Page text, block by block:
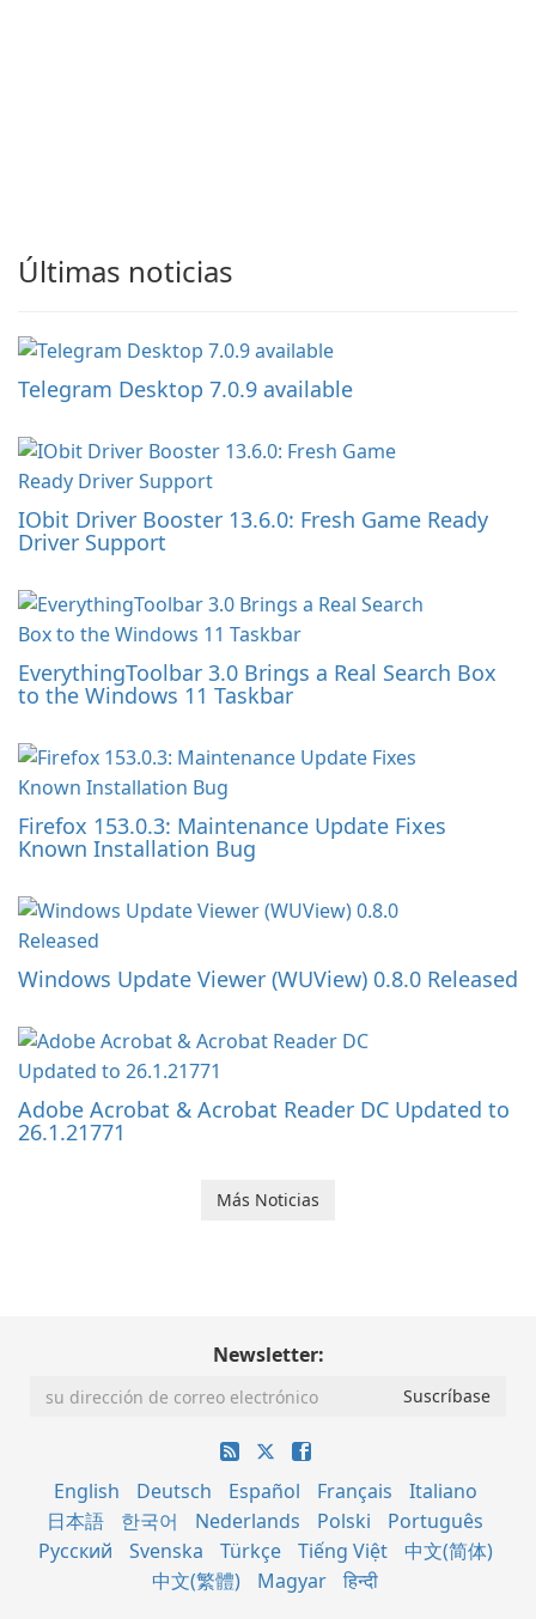
Últimas noticias
Telegram Desktop 7.0.9 available
IObit Driver Booster 13.6.0: Fresh Game Ready
Driver Support
EverythingToolbar 3.0 Brings a Real Search Box
to the Windows 11 Taskbar
Firefox 153.0.3: Maintenance Update Fixes
Known Installation Bug
Windows Update Viewer (WUView) 0.8.0 Released
Adobe Acrobat & Acrobat Reader DC Updated to
26.1.21771
Más Noticias
Newsletter:
English Deutsch Español Français
Italiano
日本語
한국어 Nederlands Polski
Português
Русский
Svenska Türkçe Tiếng Việt
中文(简体)
中文(繁體)
Magyar हिन्दी